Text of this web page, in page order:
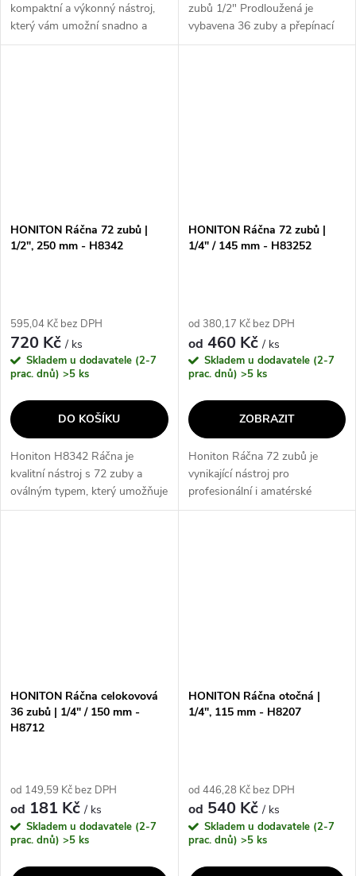
kompaktní a výkonný nástroj,
který vám umožní snadno a
rychle utahovat a povolovat
zubů 1/2" Prodloužená je
vybavena 36 zuby a přepínací
páčkou pro snadné a pohodlné
HONITON Ráčna 72 zubů |
1/2", 250 mm - H8342
595,04 Kč bez DPH
720 Kč/ ks
Skladem u dodavatele (2-7
prac. dnů) >5 ks
DO KOŠÍKU
Honiton H8342 Ráčna je
kvalitní nástroj s 72 zuby a
oválným typem, který umožňuje
snadné a rychlé utahování
HONITON Ráčna 72 zubů |
1/4" / 145 mm - H83252
od 380,17 Kč bez DPH
od 460 Kč/ ks
Skladem u dodavatele (2-7
prac. dnů) >5 ks
ZOBRAZIT
Honiton Ráčna 72 zubů je
vynikající nástroj pro
profesionální i amatérské
použití. S různými velikostmi
HONITON Ráčna celokovová
36 zubů | 1/4" / 150 mm -
H8712
od 149,59 Kč bez DPH
od 181 Kč/ ks
Skladem u dodavatele (2-7
prac. dnů) >5 ks
HONITON Ráčna otočná |
1/4", 115 mm - H8207
od 446,28 Kč bez DPH
od 540 Kč/ ks
Skladem u dodavatele (2-7
prac. dnů) >5 ks